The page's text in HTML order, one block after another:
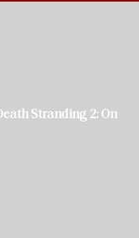
Stranding 2: On